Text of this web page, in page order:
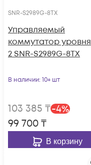
SNR-S2989G-8TX
Управляемый
коммутатор уровня
2 SNR-S2989G-8TX
В наличии: 10+ шт
103 385 ₸-4%
99 700₸
В корзину